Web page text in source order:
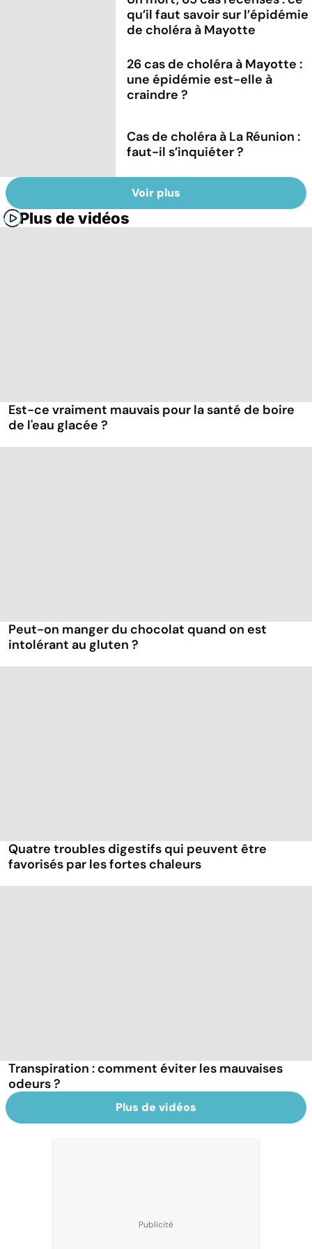
qu’il faut savoir sur l’épidémie
de choléra à Mayotte
26 cas de choléra à Mayotte :
une épidémie est-elle à
craindre ?
Cas de choléra à La Réunion :
faut-il s’inquiéter ?
Voir plus
Plus de vidéos
Est-ce vraiment mauvais pour la santé de boire
de l'eau glacée ?
Peut-on manger du chocolat quand on est
intolérant au gluten ?
Quatre troubles digestifs qui peuvent être
favorisés par les fortes chaleurs
Transpiration : comment éviter les mauvaises
odeurs ?
Plus de vidéos